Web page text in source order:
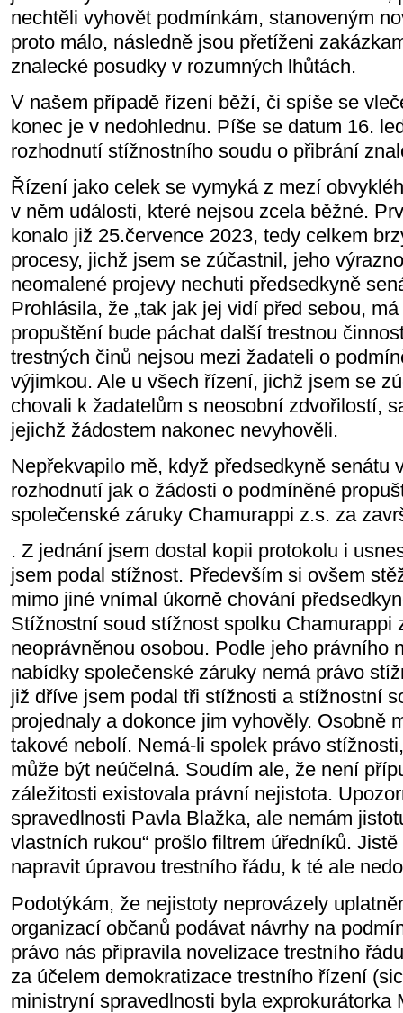
nechtěli vyhovět podmínkám, stanoveným
proto málo, následně jsou přetíženi
znalecké posudky v rozumných lhůtách.
V našem případě řízení běží, či spíše se
konec je v nedohlednu. Píše se datum 16.
rozhodnutí stížnostního soudu o přibrání
Řízení jako celek se vymyká z mezí
v něm události, které nejsou zcela běžné.
konalo již 25.července 2023, tedy celkem
procesy, jichž jsem se zúčastnil, jeho
neomalené projevy nechuti předsedkyně
Prohlásila, že „tak jak jej vidí před sebou,
propuštění bude páchat další trestnou
trestných činů nejsou mezi žadateli o
výjimkou. Ale u všech řízení, jichž jsem se
chovali k žadatelům s neosobní zdvořilostí,
jejichž žádostem nakonec nevyhověli.
Nepřekvapilo mě, když předsedkyně senátu
rozhodnutí jak o žádosti o podmíněné
společenské záruky Chamurappi z.s. za
. Z jednání jsem dostal kopii protokolu i
jsem podal stížnost. Především si ovšem
mimo jiné vnímal úkorně chování
Stížnostní soud stížnost spolku Chamurappi
neoprávněnou osobou. Podle jeho právního
nabídky společenské záruky nemá právo
již dříve jsem podal tři stížnosti a stížnostní
projednaly a dokonce jim vyhověly. Osobně
takové nebolí. Nemá-li spolek právo
může být neúčelná. Soudím ale, že není
záležitosti existovala právní nejistota.
spravedlnosti Pavla Blažka, ale nemám
vlastních rukou“ prošlo filtrem úředníků.
napravit úpravou trestního řádu, k té ale
Podotýkám, že nejistoty neprovázely
organizací občanů podávat návrhy na
právo nás připravila novelizace trestního
za účelem demokratizace trestního řízení
ministryní spravedlnosti byla exprokurátorka